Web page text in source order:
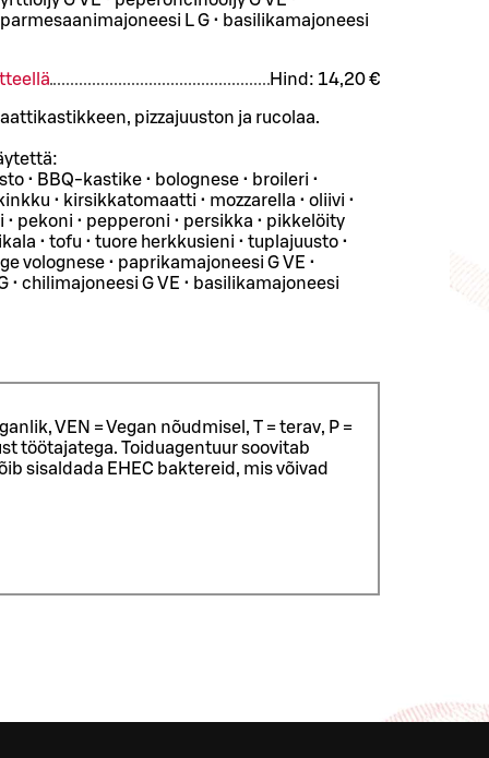
L G • basilikamajoneesi
Hind: 14,20 €
pizzajuuston ja rucolaa.
• BBQ-kastike • bolognese • broileri •
• kirsikkatomaatti • mozzarella • oliivi •
pekoni • pepperoni • persikka • pikkelöity
• tofu • tuore herkkusieni • tuplajuusto •
volognese • paprikamajoneesi G VE •
• chilimajoneesi G VE • basilikamajoneesi
VEN = Vegan nõudmisel, T = terav, P =
töötajatega. Toiduagentuur soovitab
sisaldada EHEC baktereid, mis võivad